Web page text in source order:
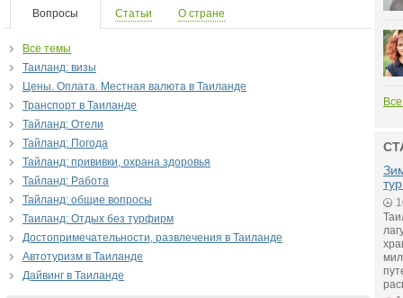
Вопросы Статьи О стране
Все темы
Таиланд: визы
Цены. Оплата. Местная валюта в Таиланде
Транспорт в Таиланде
Тайланд: Отели
Тайланд: Погода
Тайланд: прививки, охрана здоровья
Тайланд: Работа
Тайланд: общие вопросы
Таиланд: Отдых без турфирм
Достопримечательности, развлечения в Таиланде
Автотуризм в Таиланде
Дайвинг в Таиланде